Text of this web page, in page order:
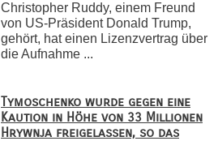
Christopher Ruddy, einem Freund
von US-Präsident Donald Trump,
gehört, hat einen Lizenzvertrag über
die Aufnahme ...
Tymoschenko wurde gegen eine
Kaution in Höhe von 33 Millionen
Hrywnja freigelassen, so das